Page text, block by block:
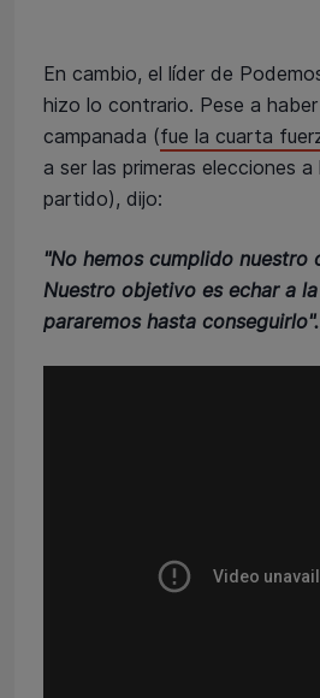
En cambio, el líder de
hizo lo contrario. Pese a
campanada (fue la cuarta
a ser las primeras elecciones a
partido), dijo:
"No hemos cumplido
Nuestro objetivo es echar a
pararemos hasta conseguirlo".